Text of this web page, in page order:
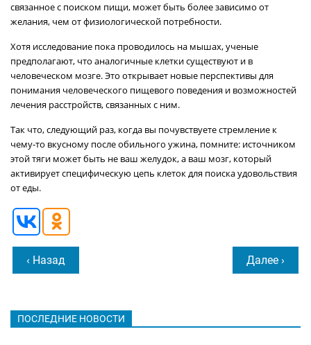
связанное с поиском пищи, может быть более зависимо от
желания, чем от физиологической потребности.
Хотя исследование пока проводилось на мышах, ученые
предполагают, что аналогичные клетки существуют и в
человеческом мозге. Это открывает новые перспективы для
понимания человеческого пищевого поведения и возможностей
лечения расстройств, связанных с ним.
Так что, следующий раз, когда вы почувствуете стремление к
чему-то вкусному после обильного ужина, помните: источником
этой тяги может быть не ваш желудок, а ваш мозг, который
активирует специфическую цепь клеток для поиска удовольствия
от еды.
‹ Назад Далее ›
ПОСЛЕДНИЕ НОВОСТИ